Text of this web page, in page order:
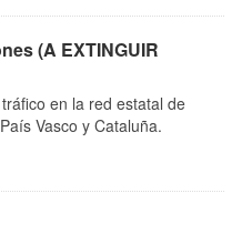
(A EXTINGUIR
en la red estatal de
Vasco y Cataluña.